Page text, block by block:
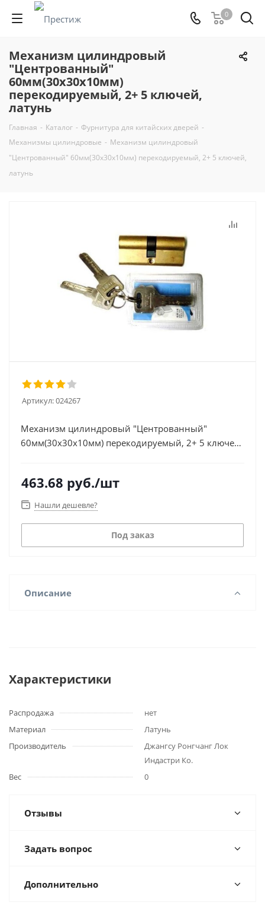
0
Механизм цилиндровый
"Центрованный"
60мм(30х30х10мм)
перекодируемый, 2+ 5 ключей,
латунь
Главная - Каталог - Фурнитура для китайских дверей -
Механизмы цилиндровые - Механизм цилиндровый
"Центрованный" 60мм(30х30х10мм) перекодируемый, 2+ 5 ключей,
латунь
Артикул:024267
Механизм цилиндровый "Центрованный"
60мм(30х30х10мм) перекодируемый, 2+ 5 ключей,
463.68 руб./шт
Нашли дешевле?
Под заказ
Описание
Характеристики
Распродажа
нет
Материал
Латунь
Производитель
Джангсу Ронгчанг Лок
Индастри Ко.
Вес
0
Отзывы
Задать вопрос
Дополнительно